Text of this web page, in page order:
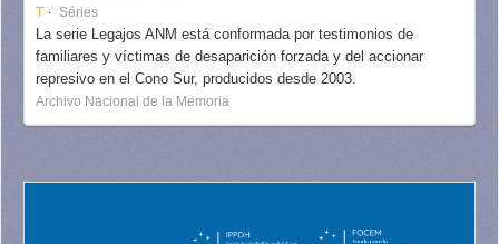
T Séries
La serie Legajos ANM está conformada por testimonios de
familiares y víctimas de desaparición forzada y del accionar
represivo en el Cono Sur, producidos desde 2003.
Archivo Nacional de la Memoria